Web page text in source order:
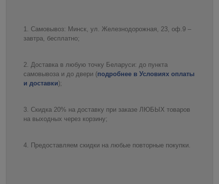
Самовывоз: Минск, ул. Железнодорожная, 23, оф.9 –
завтра, бесплатно;
Доставка в любую точку Беларуси: до пункта
самовывоза и до двери (подробнее в Условиях оплаты
и доставки);
Скидка 20% на доставку при заказе ЛЮБЫХ товаров
на выходных через корзину;
Предоставляем скидки на любые повторные покупки.